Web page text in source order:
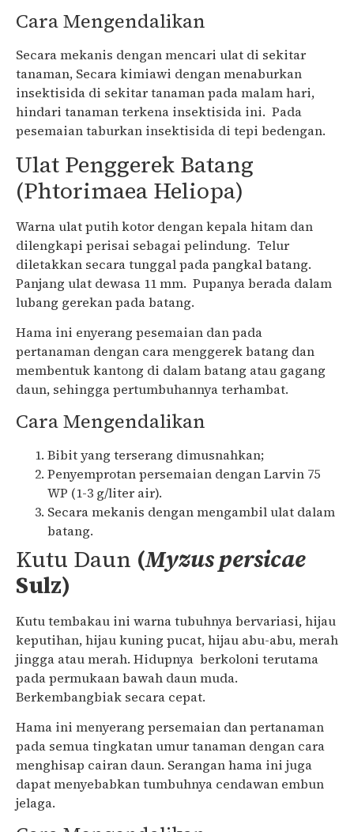
Cara Mengendalikan
Secara mekanis dengan mencari ulat di sekitar
tanaman, Secara kimiawi dengan menaburkan
insektisida di sekitar tanaman pada malam hari,
hindari tanaman terkena insektisida ini. Pada
pesemaian taburkan insektisida di tepi bedengan.
Ulat Penggerek Batang
(Phtorimaea Heliopa)
Warna ulat putih kotor dengan kepala hitam dan
dilengkapi perisai sebagai pelindung. Telur
diletakkan secara tunggal pada pangkal batang.
Panjang ulat dewasa 11 mm. Pupanya berada dalam
lubang gerekan pada batang.
Hama ini enyerang pesemaian dan pada
pertanaman dengan cara menggerek batang dan
membentuk kantong di dalam batang atau gagang
daun, sehingga pertumbuhannya terhambat.
Cara Mengendalikan
Bibit yang terserang dimusnahkan;
Penyemprotan persemaian dengan Larvin 75
WP (1-3 g/liter air).
Secara mekanis dengan mengambil ulat dalam
batang.
Kutu Daun (Myzus persicae
Sulz)
Kutu tembakau ini warna tubuhnya bervariasi, hijau
keputihan, hijau kuning pucat, hijau abu-abu, merah
jingga atau merah. Hidupnya berkoloni terutama
pada permukaan bawah daun muda.
Berkembangbiak secara cepat.
Hama ini menyerang persemaian dan pertanaman
pada semua tingkatan umur tanaman dengan cara
menghisap cairan daun. Serangan hama ini juga
dapat menyebabkan tumbuhnya cendawan embun
jelaga.